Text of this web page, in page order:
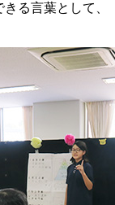
る言葉として、